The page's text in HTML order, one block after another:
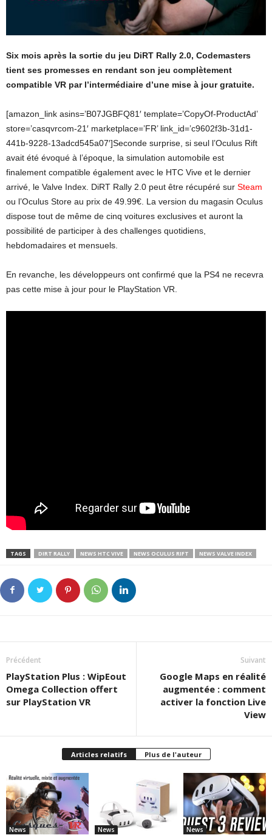
Six mois après la sortie du jeu DiRT Rally 2.0, Codemasters
tient ses promesses en rendant son jeu complètement
compatible VR par l’intermédiaire d’une mise à jour gratuite.
[amazon_link asins=’B07JGBFQ81′ template=’CopyOf-ProductAd’
store=’casqvrcom-21′ marketplace=’FR’ link_id=’c9602f3b-31d1-
441b-9228-13adcd545a07′]Seconde surprise, si seul l’Oculus Rift
avait été évoqué à l’époque, la simulation automobile est
finalement compatible également avec le HTC Vive et le dernier
arrivé, le Valve Index. DiRT Rally 2.0 peut être récupéré sur Steam
ou l’Oculus Store au prix de 49.99€. La version du magasin Oculus
dispose tout de même de cinq voitures exclusives et auront la
possibilité de participer à des challenges quotidiens,
hebdomadaires et mensuels.
En revanche, les développeurs ont confirmé que la PS4 ne recevra
pas cette mise à jour pour le PlayStation VR.
TAGS DIRT RALLY NEWS HTC VIVE NEWS OCULUS RIFT NEWS VALVE INDEX
Précédent
PlayStation Plus : WipEout
Omega Collection offert
sur PlayStation VR
Suivant
Google Maps en réalité
augmentée : comment
activer la fonction Live
View
Articles relatifs Plus de l'auteur
News News News